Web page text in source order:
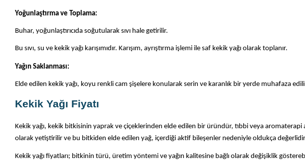
Yoğunlaştırma ve Toplama:
Buhar, yoğunlaştırıcıda soğutularak sıvı hale getirilir.
Bu sıvı, su ve kekik yağı karışımıdır. Karışım, ayrıştırma işlemi ile saf kekik yağı olarak toplanır.
Yağın Saklanması:
Elde edilen kekik yağı, koyu renkli cam şişelere konularak serin ve karanlık bir yerde muhafaza
Kekik Yağı Fiyatı
Kekik yağı, kekik bitkisinin yaprak ve çiçeklerinden elde edilen bir üründür, tıbbi veya aromaterapi
olarak yetiştirilir ve bu bitkiden elde edilen yağ, içerdiği aktif bileşenler nedeniyle oldukça
Kekik yağı fiyatları; bitkinin türü, üretim yöntemi ve yağın kalitesine bağlı olarak değişiklik